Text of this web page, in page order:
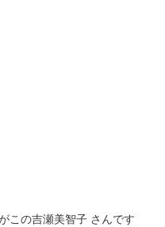
この吉瀬美智子 さんです